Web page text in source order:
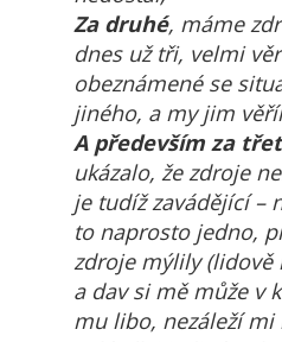
Za druhé, máme
dnes už tři, velmi
obeznámené se
jiného, a my jim
A především za
ukázalo, že zdroje
je tudíž zavádějící –
to naprosto jedno,
zdroje mýlily (lidově
a dav si mě může v
mu libo, nezáleží